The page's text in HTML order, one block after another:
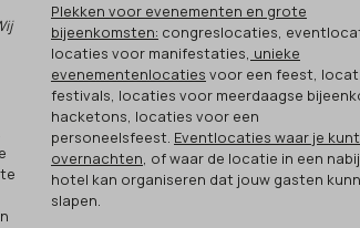
Plekken voor evenementen en grote
bijeenkomsten: congreslocaties,
locaties voor manifestaties, unieke
evenementenlocaties voor een feest,
festivals, locaties voor meerdaagse
hacketons, locaties voor een
personeelsfeest. Eventlocaties waar je kunt
overnachten, of waar de locatie in een
hotel kan organiseren dat jouw gasten
slapen.